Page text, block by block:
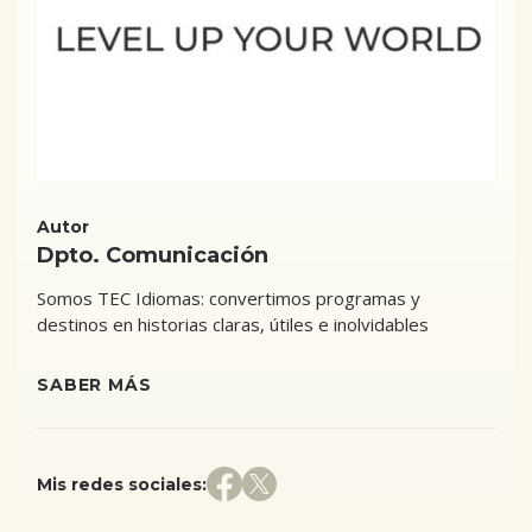
Autor
Dpto. Comunicación
Somos TEC Idiomas: convertimos programas y
destinos en historias claras, útiles e inolvidables
SABER MÁS
Mis redes sociales: